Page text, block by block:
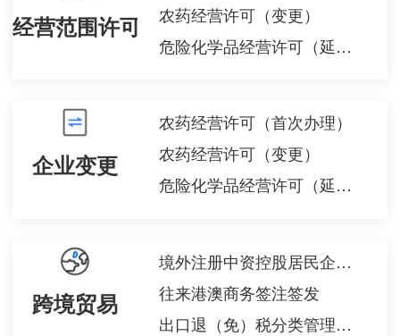
经营范围许可备案农药经营许可（变更）
危险化学品经营许可（延期）
企业变更
农药经营许可（首次办理）
农药经营许可（变更）
危险化学品经营许可（延期）
跨境贸易
境外注册中资控股居民企业身份认定申请
往来港澳商务签注签发
出口退（免）税分类管理评定申请